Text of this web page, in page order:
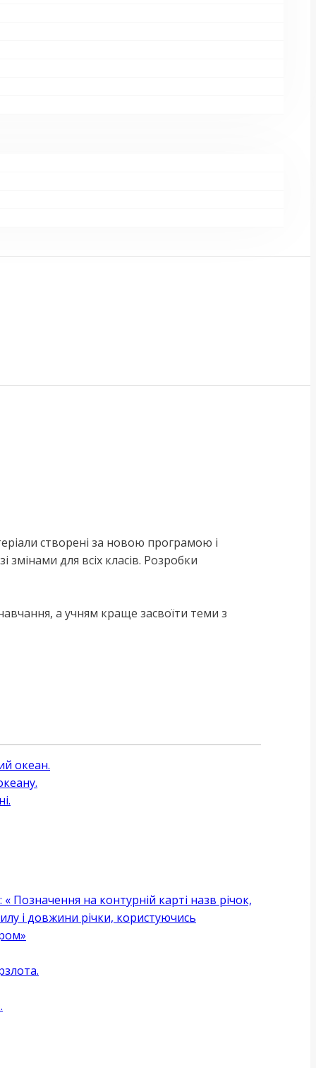
створені за новою програмою і
змінами для всіх класів. Розробки
а учням краще засвоїти теми з
океан.
« Позначення на контурній карті назв річок,
і довжини річки, користуючись